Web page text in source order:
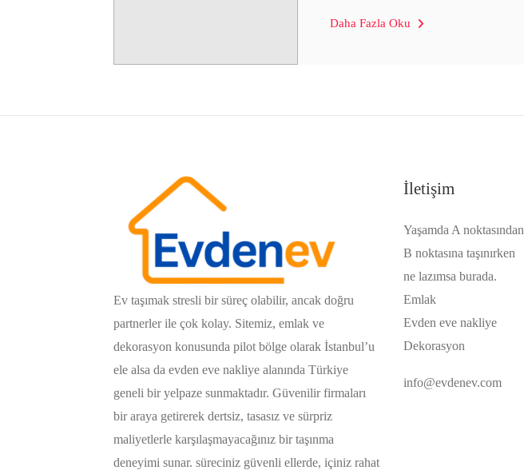
Daha Fazla Oku
Ev taşımak stresli bir süreç olabilir, ancak doğru
partnerler ile çok kolay. Sitemiz, emlak ve
dekorasyon konusunda pilot bölge olarak İstanbul’u
ele alsa da evden eve nakliye alanında Türkiye
geneli bir yelpaze sunmaktadır. Güvenilir firmaları
bir araya getirerek dertsiz, tasasız ve sürpriz
maliyetlerle karşılaşmayacağınız bir taşınma
deneyimi sunar. süreciniz güvenli ellerde, içiniz rahat
İletişim
Yaşamda A noktasından
B noktasına taşınırken
ne lazımsa burada.
Emlak
Evden eve nakliye
Dekorasyon
info@evdenev.com